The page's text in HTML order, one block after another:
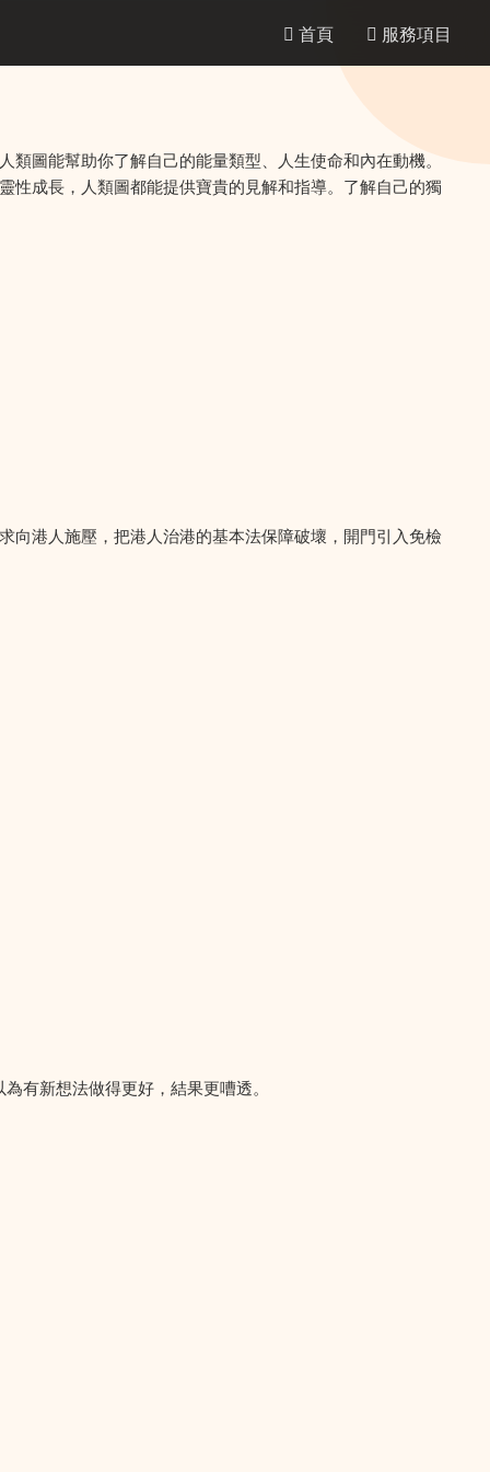
首頁 服務項目
圖能幫助你了解自己的能量類型、人生使命和內在動機。
性成長，人類圖都能提供寶貴的見解和指導。了解自己的獨
向港人施壓，把港人治港的基本法保障破壞，開門引入免檢
有新想法做得更好，結果更嘈透。